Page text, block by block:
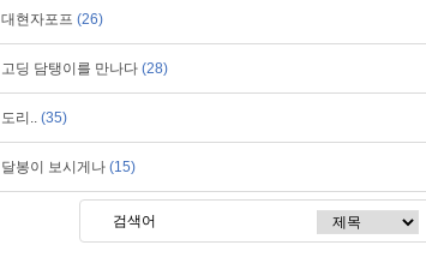
대현자포프 (26)
고딩 담탱이를 만나다 (28)
도리.. (35)
달봉이 보시게나 (15)